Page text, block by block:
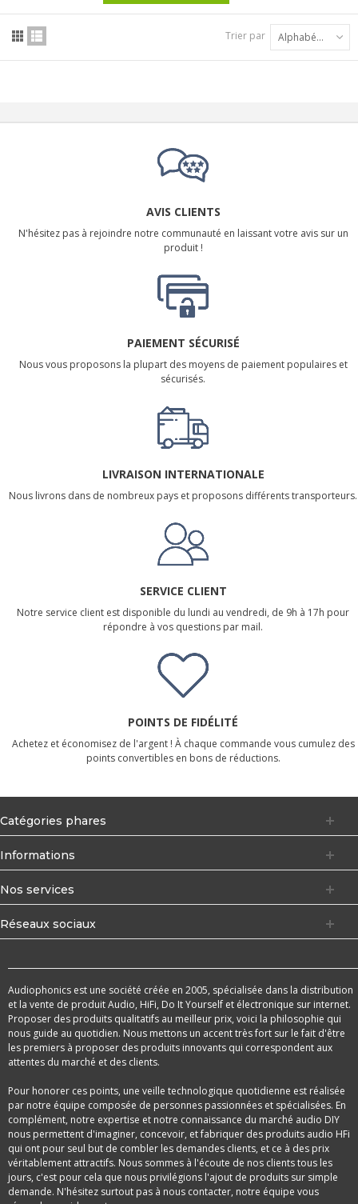
Trier par Alphabétique : A à Z
AVIS CLIENTS
N'hésitez pas à rejoindre notre communauté en laissant votre avis sur un
produit !
PAIEMENT SÉCURISÉ
Nous vous proposons la plupart des moyens de paiement populaires et
sécurisés.
LIVRAISON INTERNATIONALE
Nous livrons dans de nombreux pays et proposons différents transporteurs.
SERVICE CLIENT
Notre service client est disponible du lundi au vendredi, de 9h à 17h pour
répondre à vos questions par mail.
POINTS DE FIDÉLITÉ
Achetez et économisez de l'argent ! À chaque commande vous cumulez des
points convertibles en bons de réductions.
Catégories phares
Informations
Nos services
Réseaux sociaux
Audiophonics est une société créée en 2005, spécialisée dans la distribution
et la vente de produit Audio, HiFi, Do It Yourself et électronique sur internet.
Proposer des produits qualitatifs au meilleur prix, voici la philosophie qui
nous guide au quotidien. Nous mettons un accent très fort sur le fait d'être
les premiers à proposer des produits innovants qui correspondent aux
attentes du marché et des clients.
Pour honorer ces points, une veille technologique quotidienne est réalisée
par notre équipe composée de personnes passionnées et spécialisées. En
complément, notre expertise et notre connaissance du marché audio DIY
nous permettent d'imaginer, concevoir, et fabriquer des produits audio HFi
qui ont pour seul but de combler les demandes clients, et ce à des prix
véritablement attractifs. Nous sommes à l'écoute de nos clients tous les
jours, c'est pour cela que nous privilégions l'ajout de produits sur simple
demande. N'hésitez surtout pas à nous contacter, notre équipe vous